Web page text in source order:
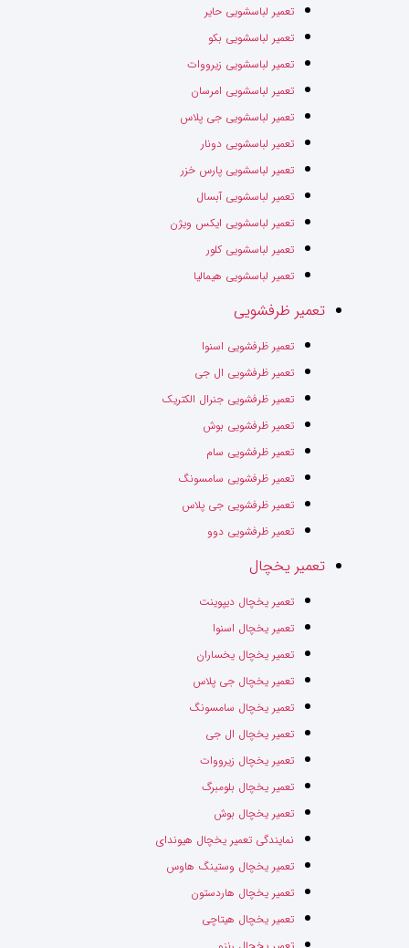
تعمیر لباسشویی حایر
تعمیر لباسشویی بکو
تعمیر لباسشویی زیرووات
تعمیر لباسشویی امرسان
تعمیر لباسشویی جی پلاس
تعمیر لباسشویی دونار
تعمیر لباسشویی پارس خزر
تعمیر لباسشویی آبسال
تعمیر لباسشویی ایکس ویژن
تعمیر لباسشویی کلور
تعمیر لباسشویی هیمالیا
تعمیر ظرفشویی
تعمیر ظرفشویی اسنوا
تعمیر ظرفشویی ال جی
تعمیر ظرفشویی جنرال الکتریک
تعمیر ظرفشویی بوش
تعمیر ظرفشویی سام
تعمیر ظرفشویی سامسونگ
تعمیر ظرفشویی جی پلاس
تعمیر ظرفشویی دوو
تعمیر یخچال
تعمیر یخچال دیپوینت
تعمیر یخچال اسنوا
تعمیر یخچال یخساران
تعمیر یخچال جی پلاس
تعمیر یخچال سامسونگ
تعمیر یخچال ال جی
تعمیر یخچال زیرووات
تعمیر یخچال بلومبرگ
تعمیر یخچال بوش
نمایندگی تعمیر یخچال هیوندای
تعمیر یخچال وستینگ هاوس
تعمیر یخچال هاردستون
تعمیر یخچال هیتاچی